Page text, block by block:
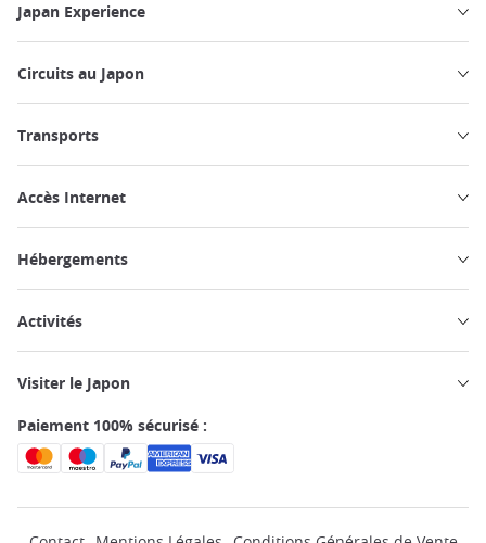
Japan Experience
Circuits au Japon
Transports
Accès Internet
Hébergements
Activités
Visiter le Japon
Paiement 100% sécurisé :